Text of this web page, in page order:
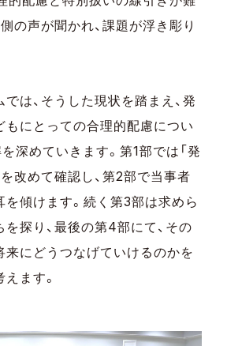
の声が聞かれ、課題が浮き彫り
は、そうした現状を踏まえ、発
もにとっての合理的配慮につい
深めていきます。第1部では「発
改めて確認し、第2部で当事者
傾けます。続く第3部は求めら
探り、最後の第4部にて、その
来にどうつなげていけるのかを
ます。